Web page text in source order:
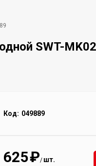
SWT-
Код: 049889
625₽/ шт.